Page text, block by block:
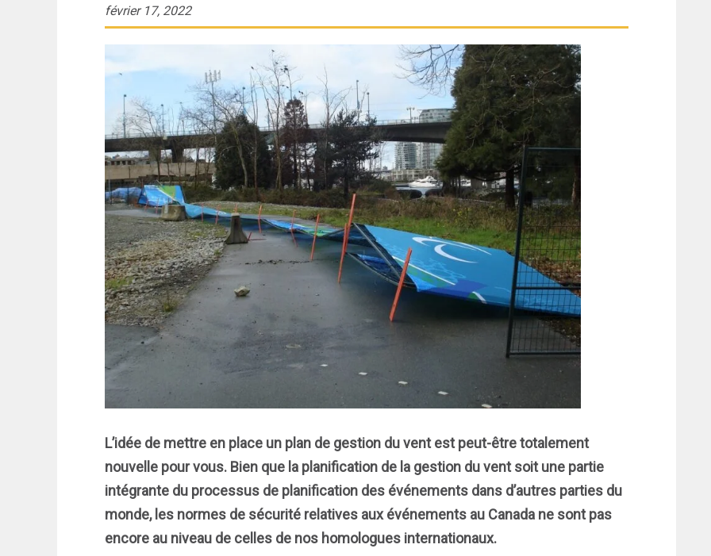
février 17, 2022
L’idée de mettre en place un plan de gestion du vent est peut-être totalement
nouvelle pour vous. Bien que la planification de la gestion du vent soit une partie
intégrante du processus de planification des événements dans d’autres parties du
monde, les normes de sécurité relatives aux événements au Canada ne sont pas
encore au niveau de celles de nos homologues internationaux.